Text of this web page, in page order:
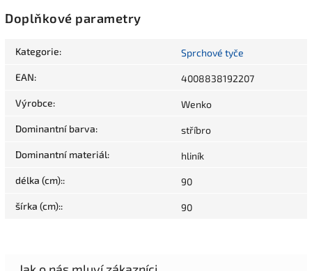
Doplňkové parametry
Kategorie: Sprchové tyče
EAN: 4008838192207
Výrobce: Wenko
Dominantní barva: stříbro
Dominantní materiál: hliník
délka (cm):: 90
šírka (cm):: 90